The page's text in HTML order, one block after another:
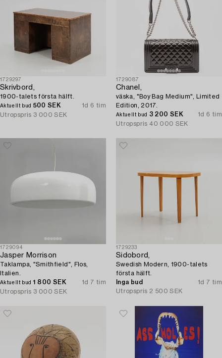
1729297
Skrivbord,
1900-talets första hälft.
Aktuellt bud 500 SEK
1d 6 tim
Utropspris 3 000 SEK
1729087
Chanel,
väska, "Boy Bag Medium", Limited
Edition, 2017.
Aktuellt bud 3 200 SEK
1d 6 tim
Utropspris 40 000 SEK
1729094
Jasper Morrison
Taklampa, "Smithfield", Flos,
Italien.
Aktuellt bud 1 800 SEK
1d 7 tim
Utropspris 3 000 SEK
1729233
Sidobord,
Swedish Modern, 1900-talets
första hälft.
Inga bud
1d 7 tim
Utropspris 2 500 SEK